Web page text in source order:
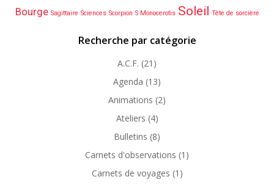
Bourge Sagittaire Sciences Scorpion S Monocerotis Soleil Tête de sorcière
Recherche par catégorie
A.C.F. (21)
Agenda (13)
Animations (2)
Ateliers (4)
Bulletins (8)
Carnets d'observations (1)
Carnets de voyages (1)